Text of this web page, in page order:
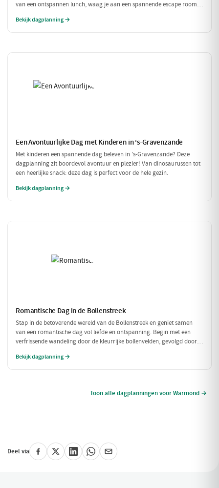
van een ontspannen lunch, waag je aan een spannende escape room
binnenshuis!
Bekijk dagplanning →
Een Avontuurlijke Dag met Kinderen in ‘s-Gravenzande
Met kinderen een spannende dag beleven in 's-Gravenzande? Deze
dagplanning zit boordevol avontuur en plezier! Van dinosaurussen tot
een heerlijke snack: deze dag is perfect voor de hele gezin.
Bekijk dagplanning →
Romantische Dag in de Bollenstreek
Stap in de betoverende wereld van de Bollenstreek en geniet samen
van een romantische dag vol liefde en ontspanning. Begin met een
verfrissende wandeling door de kleurrijke bollenvelden, gevolgd door
een prachtig uitzicht dat de liefde alleen maar versterkt.
Bekijk dagplanning →
Toon alle dagplanningen voor Warmond →
Deel via